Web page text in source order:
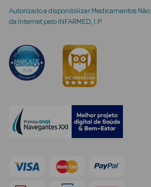
Coffrets de
Mulher
Coffrets de
Homem
Autorizado a disponibilizar Medicamentos Não
da Internet pelo INFARMED, I.P.